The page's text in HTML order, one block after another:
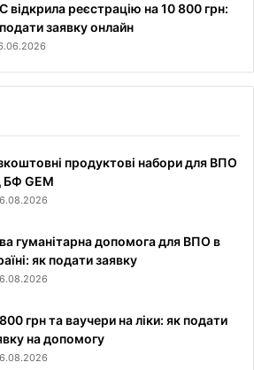
відкрила реєстрацію на 10 800 грн:
заявку онлайн
продуктові набори для ВПО
БФ GEM
гуманітарна допомога для ВПО в
як подати заявку
грн та ваучери на ліки: як подати
на допомогу